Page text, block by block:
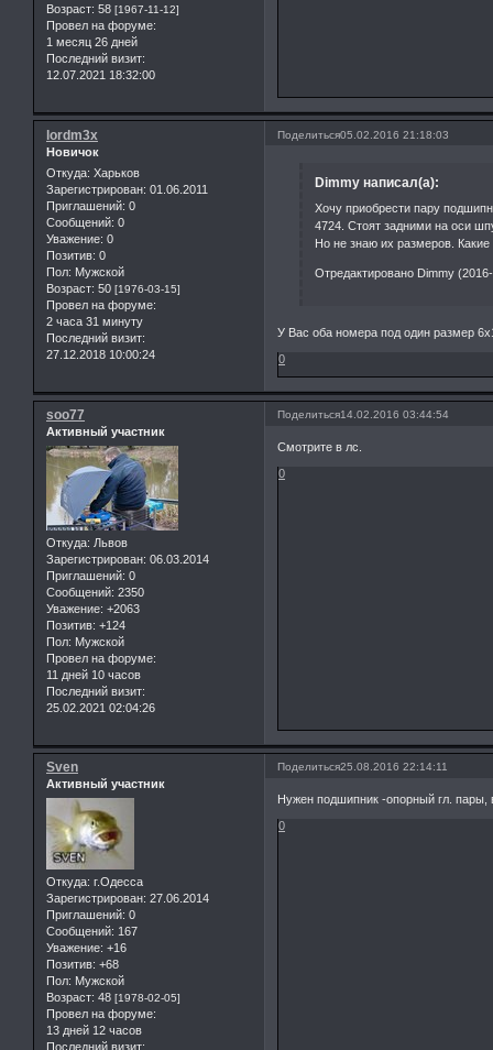
Возраст: 58 [1967-11-12]
Провел на форуме:
1 месяц 26 дней
Последний визит:
12.07.2021 18:32:00
Поделиться05.02.2016 21:18:03
lordm3x
Новичок
Откуда: Харьков
Зарегистрирован: 01.06.2011
Приглашений: 0
Сообщений: 0
Уважение: 0
Позитив: 0
Пол: Мужской
Возраст: 50 [1976-03-15]
Провел на форуме:
2 часа 31 минуту
Последний визит:
27.12.2018 10:00:24
Dimmy написал(а):
Хочу приобрести пару
4724. Стоят задними на оси
Но не знаю их размеров.
Отредактировано Dimmy
У Вас оба номера под один размер
0
Поделиться14.02.2016 03:44:54
soo77
Активный участник
Откуда: Львов
Зарегистрирован: 06.03.2014
Приглашений: 0
Сообщений: 2350
Уважение: +2063
Позитив: +124
Пол: Мужской
Провел на форуме:
11 дней 10 часов
Последний визит:
25.02.2021 02:04:26
Смотрите в лс.
0
Поделиться25.08.2016 22:14:11
Sven
Активный участник
Откуда: г.Одесса
Зарегистрирован: 27.06.2014
Приглашений: 0
Сообщений: 167
Уважение: +16
Позитив: +68
Пол: Мужской
Возраст: 48 [1978-02-05]
Провел на форуме:
13 дней 12 часов
Последний визит:
Нужен подшипник -опорный гл. пары,
0